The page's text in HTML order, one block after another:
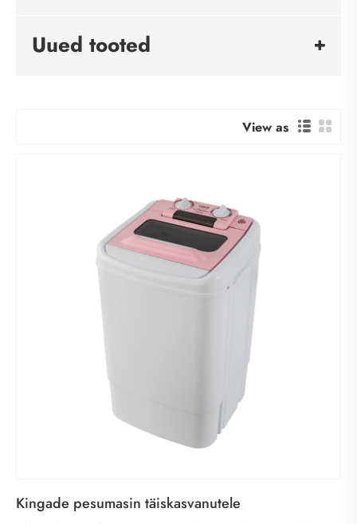
Uued tooted
View as
Kingade pesumasin täiskasvanutele